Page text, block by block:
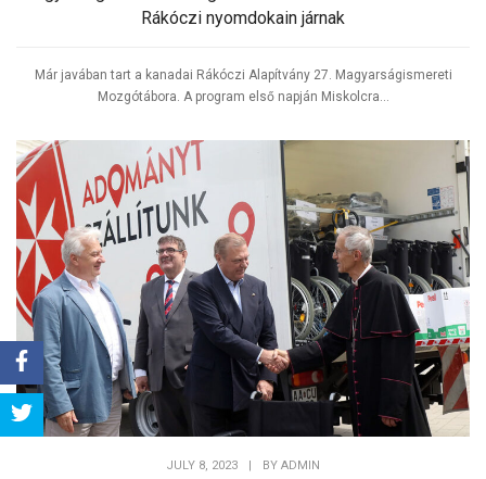
Rákóczi nyomdokain járnak
Már javában tart a kanadai Rákóczi Alapítvány 27. Magyarságismereti
Mozgótábora. A program első napján Miskolcra...
JULY 8, 2023 | BY ADMIN
Share